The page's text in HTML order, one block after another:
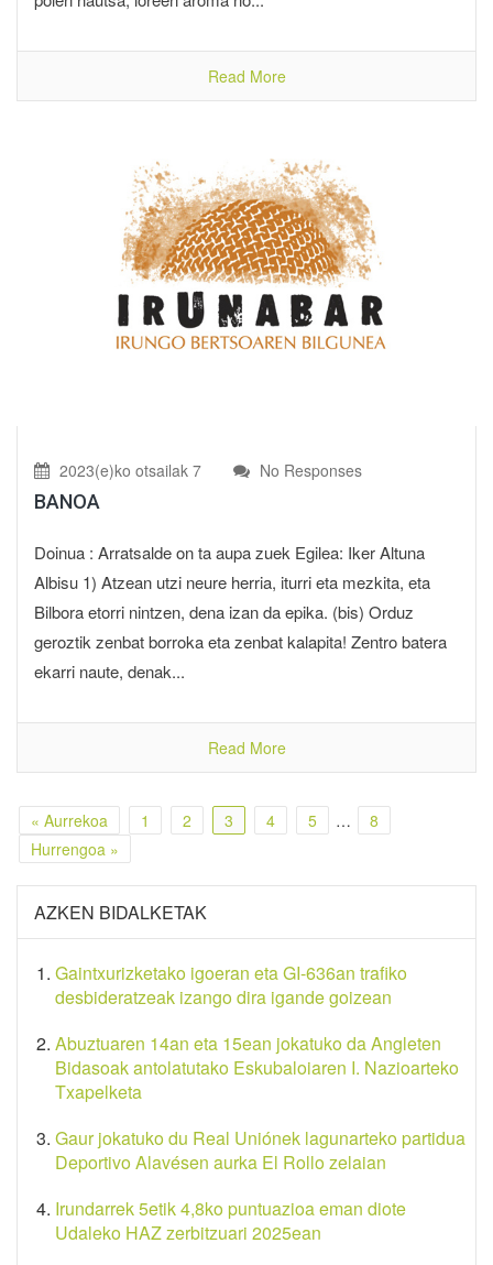
Read More
2023(e)ko otsailak 7 No Responses
BANOA
Doinua : Arratsalde on ta aupa zuek Egilea: Iker Altuna
Albisu 1) Atzean utzi neure herria, iturri eta mezkita, eta
Bilbora etorri nintzen, dena izan da epika. (bis) Orduz
geroztik zenbat borroka eta zenbat kalapita! Zentro batera
ekarri naute, denak...
Read More
« Aurrekoa 1 2 3 4 5 …
8
Hurrengoa »
AZKEN BIDALKETAK
Gaintxurizketako igoeran eta GI-636an trafiko
desbideratzeak izango dira igande goizean
Abuztuaren 14an eta 15ean jokatuko da Angleten
Bidasoak antolatutako Eskubaloiaren I. Nazioarteko
Txapelketa
Gaur jokatuko du Real Uniónek lagunarteko partidua
Deportivo Alavésen aurka El Rollo zelaian
Irundarrek 5etik 4,8ko puntuazioa eman diote
Udaleko HAZ zerbitzuari 2025ean